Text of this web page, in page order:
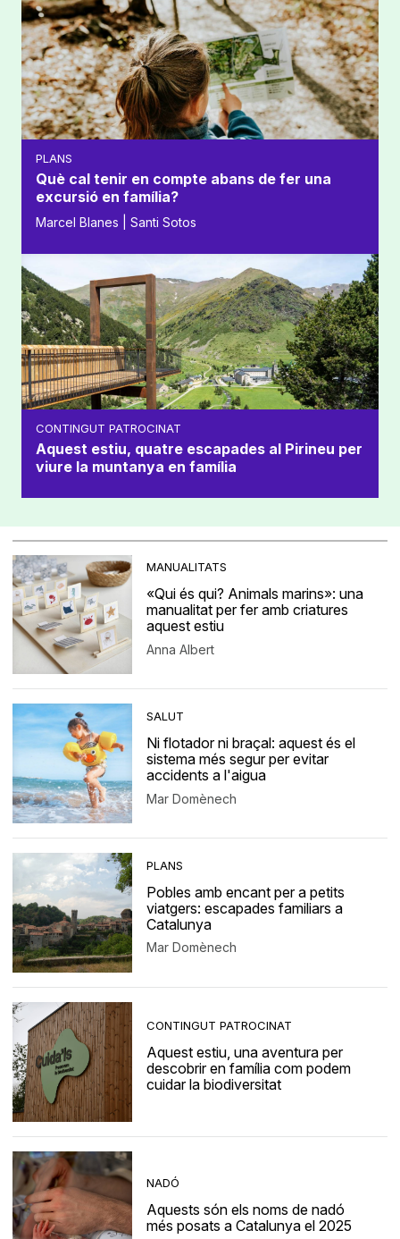
PLANS
Què cal tenir en compte abans de fer una
excursió en família?
Marcel Blanes | Santi Sotos
CONTINGUT PATROCINAT
Aquest estiu, quatre escapades al Pirineu per
viure la muntanya en família
MANUALITATS
«Qui és qui? Animals marins»: una
manualitat per fer amb criatures
aquest estiu
Anna Albert
SALUT
Ni flotador ni braçal: aquest és el
sistema més segur per evitar
accidents a l'aigua
Mar Domènech
PLANS
Pobles amb encant per a petits
viatgers: escapades familiars a
Catalunya
Mar Domènech
CONTINGUT PATROCINAT
Aquest estiu, una aventura per
descobrir en família com podem
cuidar la biodiversitat
NADÓ
Aquests són els noms de nadó
més posats a Catalunya el 2025